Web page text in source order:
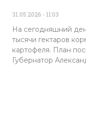
31.05.2026 11:03
На сегодняшний
тысячи гектаров
картофеля. План
Губернатор